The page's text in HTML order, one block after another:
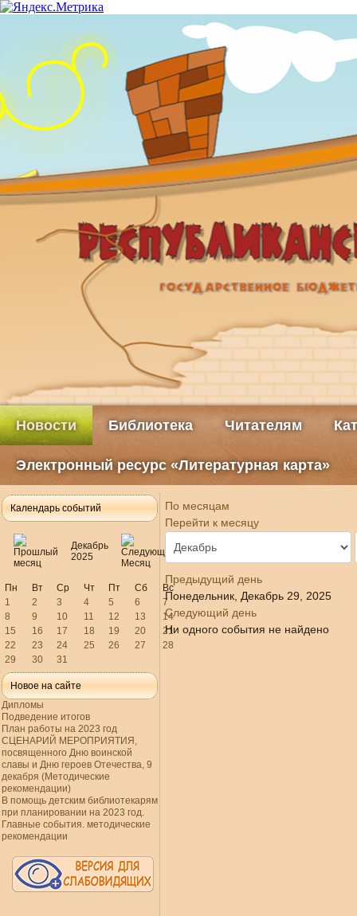
Новости Библиотека Читателям
Электронный ресурс «Литературная карта»
Календарь событий
Декабрь
2025
Пн Вт Ср Чт Пт Сб
Вс
1
2 3 4 5 6
7
8
9 10 11 12 13
14
15
16 17 18 19 20
21
22
23 24 25 26 27
28
29
30 31
Новое на сайте
Дипломы
Подведение итогов
План работы на 2023 год
СЦЕНАРИЙ МЕРОПРИЯТИЯ,
посвященного Дню воинской
славы и Дню героев Отечества, 9
декабря (Методические
рекомендации)
В помощь детским библиотекарям
при планировании на 2023 год.
Главные события. методические
рекомендации
По месяцам
Перейти к месяцу
Предыдущий день
Понедельник, Декабрь 29, 2025
Следующий день
Ни одного события не найдено